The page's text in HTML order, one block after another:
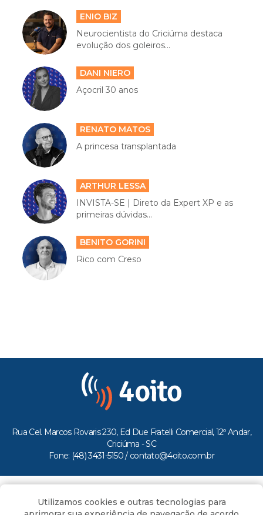
ENIO BIZ
Neurocientista do Criciúma destaca
evolução dos goleiros...
DANI NIERO
Açocril 30 anos
RENATO MATOS
A princesa transplantada
ARTHUR LESSA
INVISTA-SE | Direto da Expert XP e as
primeiras dúvidas...
BENITO GORINI
Rico com Creso
Rua Cel. Marcos Rovaris 230, Ed Due Fratelli Comercial, 12º Andar,
Criciúma - SC
Fone: (48) 3431-5150 / contato@4oito.com.br
Todos os direitos reservados ao Portal 4oito
Utilizamos cookies e outras tecnologias para